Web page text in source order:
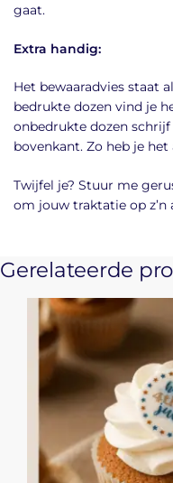
gaat.
Extra handig:
Het bewaaradvies staat
bedrukte dozen vind je
onbedrukte dozen
bovenkant. Zo heb je
Twijfel je? Stuur me
om jouw traktatie op z’n
Gerelateerde